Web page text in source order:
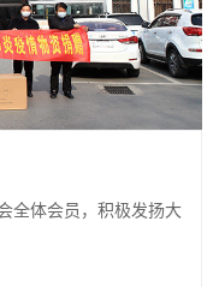
全体会员，积极发扬大